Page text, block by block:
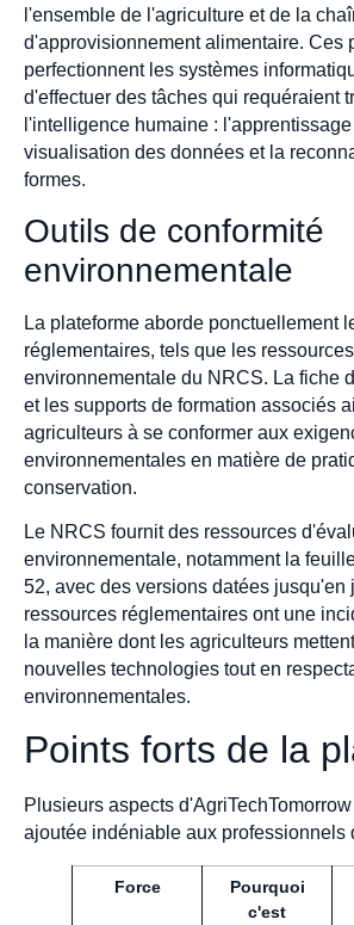
l'ensemble de l'agriculture et de la
d'approvisionnement alimentaire. Ces
perfectionnent les systèmes
d'effectuer des tâches qui requéraient
l'intelligence humaine :
visualisation des données et la
formes.
Outils de conformité
environnementale
La plateforme aborde ponctuellement
réglementaires, tels que les
environnementale du NRCS. La fiche
et les supports de formation associés
agriculteurs à se conformer aux
environnementales en matière de
conservation.
Le NRCS fournit des ressources
environnementale, notamment la
52, avec des versions datées jusqu'en
ressources réglementaires ont une
la manière dont les agriculteurs
nouvelles technologies tout en
environnementales.
Points forts de la
Plusieurs aspects
ajoutée indéniable aux professionnels
Force
Pourquoi
c'est